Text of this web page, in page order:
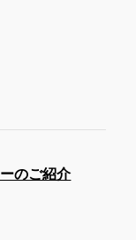
のご紹介